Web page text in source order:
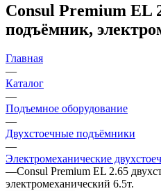
Consul Premium EL
подъёмник,
Главная
—
Каталог
—
Подъемное оборудование
—
Двухстоечные подъёмники
—
Электромеханические
—Consul Premium EL 2.65
электромеханический 6.5т.